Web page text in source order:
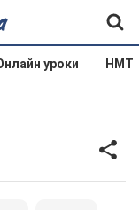
уроки НМТ